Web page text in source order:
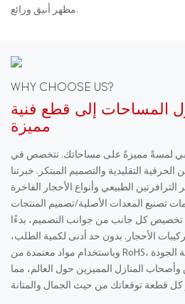
مظهر أنيق ورائع.
WHY CHOOSE US?
المساحات إلى قطع فنية
مميزة
لمسةً مميزةً على مساحاتك. نتخصص في
التقليدية والتصميم المبتكر. خبرتنا
الطبيعي وأنواع الأحجار الفاخرة
تصنيع المعدات الأصلية/تصميم المنتجات
تخصيص كل جانب من جوانب التصميم، بدءًا
الأحجار. بدون حد أدنى لكمية الطلب،
وباستخدام مواد معتمدة من RoHS، نوفر حلولًا مرنة وعالية الجودة
المنازل المميزين حول العالم، مما